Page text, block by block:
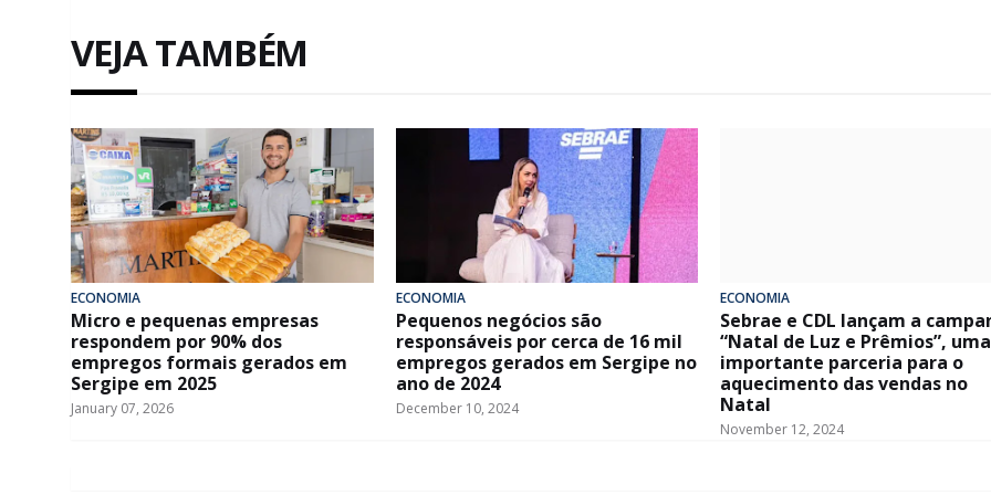
VEJA TAMBÉM
ECONOMIA
Micro e pequenas empresas
respondem por 90% dos
empregos formais gerados em
Sergipe em 2025
January 07, 2026
ECONOMIA
Pequenos negócios são
responsáveis por cerca de 16 mil
empregos gerados em Sergipe no
ano de 2024
December 10, 2024
ECONOMIA
Sebrae e CDL lançam a
“Natal de Luz e Prêmios”, uma
importante parceria para o
aquecimento das vendas no
Natal
November 12, 2024